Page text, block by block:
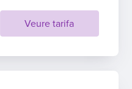
Veure tarifa